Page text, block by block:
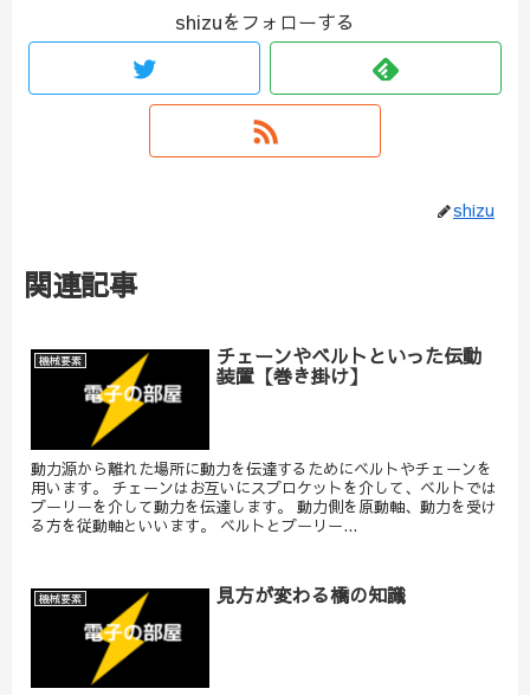
shizuをフォローする
shizu
関連記事
機械要素 チェーンやベルトといった伝動
装置【巻き掛け】
動力源から離れた場所に動力を伝達するためにベルトやチェーンを
用います。 チェーンはお互いにスプロケットを介して、ベルトでは
プーリーを介して動力を伝達します。 動力側を原動軸、動力を受け
る方を従動軸といいます。 ベルトとプーリー...
機械要素 見方が変わる橋の知識